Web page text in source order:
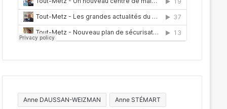
Anne DAUSSAN-WEIZMAN Anne STÉMART